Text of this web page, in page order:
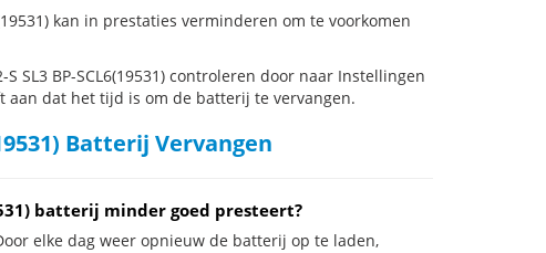
kan in prestaties verminderen om te voorkomen
SL3 BP-SCL6(19531) controleren door naar Instellingen
aan dat het tijd is om de batterij te vervangen.
Batterij Vervangen
batterij minder goed presteert?
elke dag weer opnieuw de batterij op te laden,